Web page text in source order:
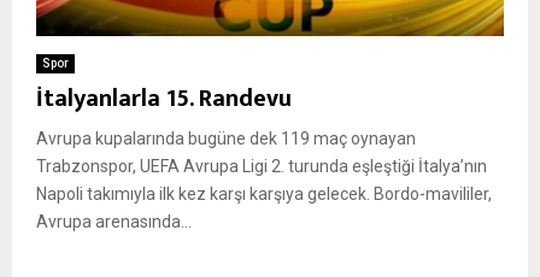
Spor
İtalyanlarla 15. Randevu
Avrupa kupalarında bugüne dek 119 maç oynayan
Trabzonspor, UEFA Avrupa Ligi 2. turunda eşleştiği İtalya’nın
Napoli takımıyla ilk kez karşı karşıya gelecek. Bordo-mavililer,
Avrupa arenasında...